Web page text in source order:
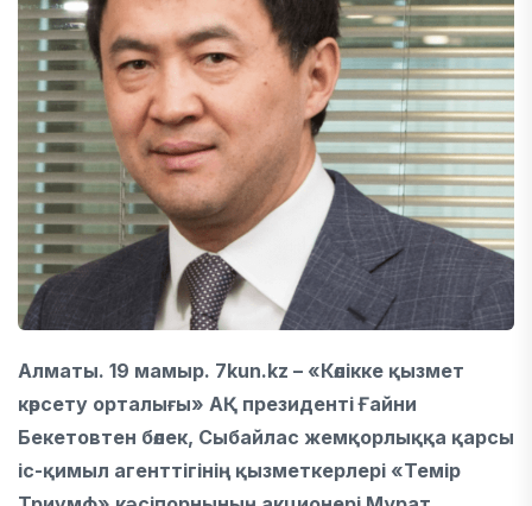
Алматы. 19 мамыр. 7kun.kz – «Көлікке қызмет
көрсету орталығы» АҚ президенті Ғайни
Бекетовтен бөлек, Сыбайлас жемқорлыққа қарсы
іс-қимыл агенттігінің қызметкерлері «Темір